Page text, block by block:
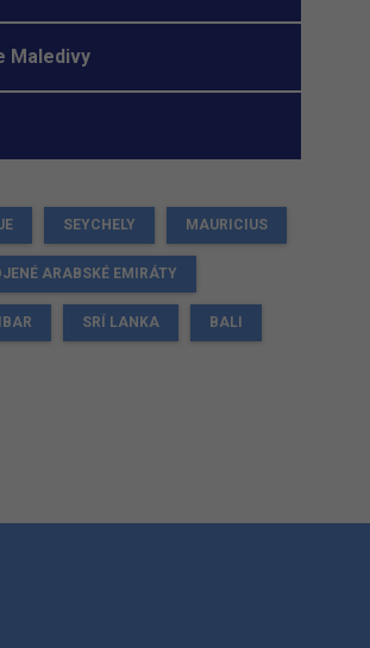
Maledivy
SEYCHELY MAURICIUS
ARABSKÉ EMIRÁTY
SRÍ LANKA BALI